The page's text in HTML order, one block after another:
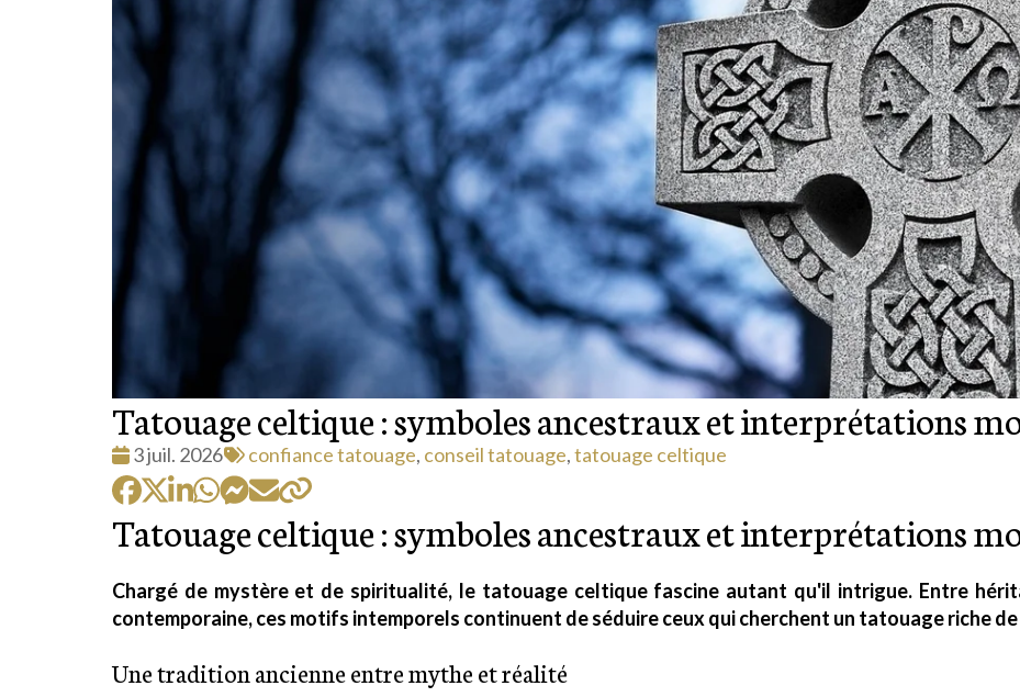
Tatouage celtique : symboles ancestraux et interprétations
Date
:
3 juil. 2026
Tags
:
confiance tatouage, conseil tatouage,tatouage celtique
Tatouage celtique : symboles ancestraux et interprétations
Chargé de mystère et de spiritualité, le tatouage celtique fascine autant qu'il intrigue. Entre
contemporaine, ces motifs intemporels continuent de séduire ceux qui cherchent un tatouage riche de
Une tradition ancienne entre mythe et réalité